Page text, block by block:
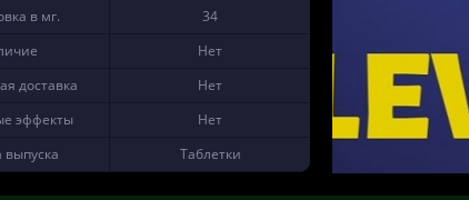
в мг.
34
Нет
доставка
Нет
эффекты
Нет
Таблетки